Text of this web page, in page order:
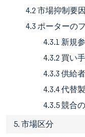
4.2 市場抑制要因
4.3 ポーターの
4.3.1 新規
4.3.2 買い
4.3.3 供給
4.3.4 代替
4.3.5 競合
5. 市場区分